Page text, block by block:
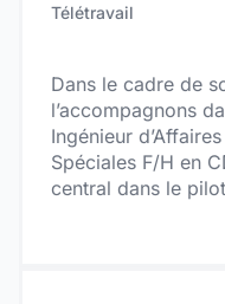
Télétravail
Dans le cadre de
l’accompagnons
Ingénieur
Spéciales F/H en
central dans le